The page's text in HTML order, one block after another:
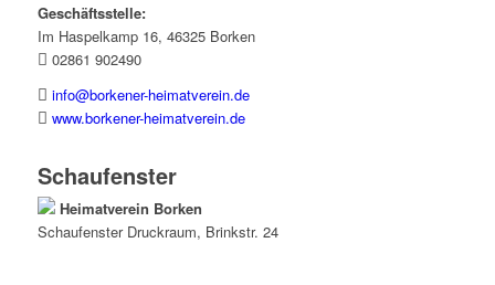
Geschäftsstelle:
Im Haspelkamp 16, 46325 Borken
02861 902490
info@borkener-heimatverein.de
www.borkener-heimatverein.de
Schaufenster
Heimatverein Borken
Schaufenster Druckraum, Brinkstr. 24